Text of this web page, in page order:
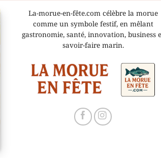
La-morue-en-fête.com célèbre la morue
comme un symbole festif, en mêlant
gastronomie, santé, innovation, business
savoir-faire marin.